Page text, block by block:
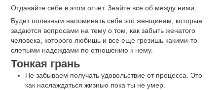
Отдавайте себе в этом отчет. Знайте все об между ними.
Будет полезным напоминать себе это женщинам, которые
задаются вопросами на тему о том, как забыть женатого
человека, которого любишь и все еще грезишь какими-то
слепыми надеждами по отношению к нему.
Тонкая грань
Не забываем получать удовольствие от процесса. Это
как наслаждаться жизнью пока ты не умер.